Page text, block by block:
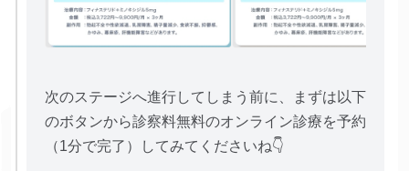
次のステージへ進行してしまう前に、まずは以下
のボタンから診察料無料のオンライン診療を予約
（1分で完了）してみてくださいね👇